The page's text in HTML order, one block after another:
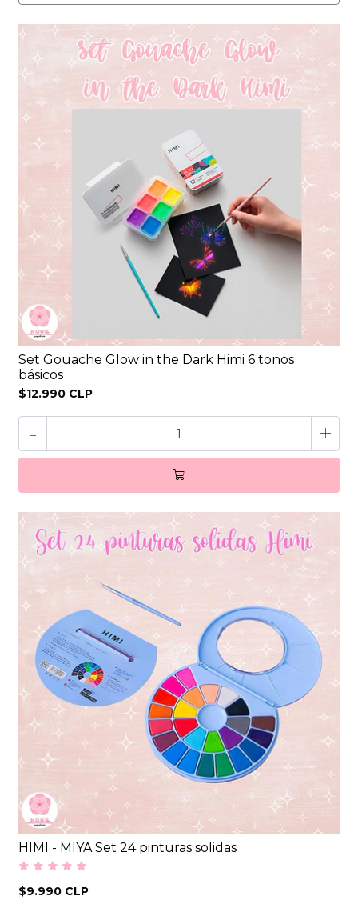
Set Gouache Glow in the Dark Himi 6 tonos
básicos
$12.990 CLP
- +
HIMI - MIYA Set 24 pinturas solidas
$9.990 CLP